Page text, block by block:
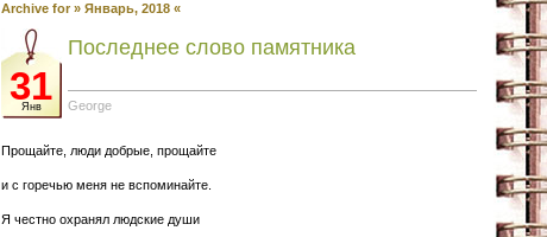
Archive for » Январь, 2018 «
31
Янв
Последнее слово памятника
George
Прощайте, люди добрые, прощайте
и с горечью меня не вспоминайте.
Я честно охранял людские души